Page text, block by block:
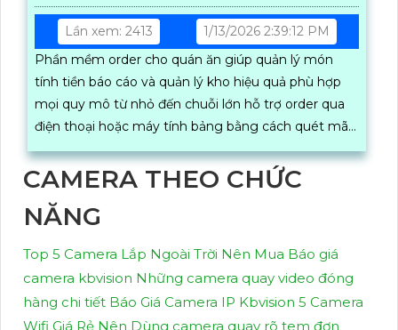
Lần xem: 2413
1/13/2026 2:39:12 PM
Phần mềm order cho quán ăn giúp quản lý món
tính tiền báo cáo và quản lý kho hiệu quả phù hợp
mọi quy mô từ nhỏ đến chuỗi lớn hỗ trợ order qua
điện thoại hoặc máy tính bảng bằng cách quét mã
QR code
CAMERA THEO CHỨC
NĂNG
Top 5 Camera Lắp Ngoài Trời Nên Mua Báo giá
camera kbvision Những camera quay video đóng
hàng chi tiết Báo Giá Camera IP Kbvision 5 Camera
Wifi Giá Rẻ Nên Dùng camera quay rõ tem đơn